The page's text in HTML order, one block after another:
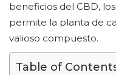
beneficios del CBD,
permite la planta de
valioso compuesto.
Table of